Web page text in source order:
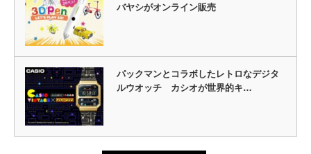
バヤシがオンライン販売
パックマンとコラボしたレトロなデジタ
ルウオッチ カシオが世界的キ…